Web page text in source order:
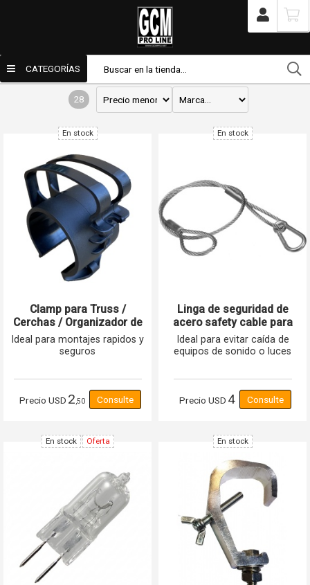
Enviar por email
Para
CATEGORÍAS
Iluminación
28
En stock
Clamp para Truss /
Cerchas / Organizador de
Cables GCM-TC
Ideal para montajes rapidos y
seguros
Precio USD 2,50
En stock
Linga de seguridad de
acero safety cable para
luces y equipos
Ideal para evitar caída de
equipos de sonido o luces
Precio USD 4
En stock Oferta En stock